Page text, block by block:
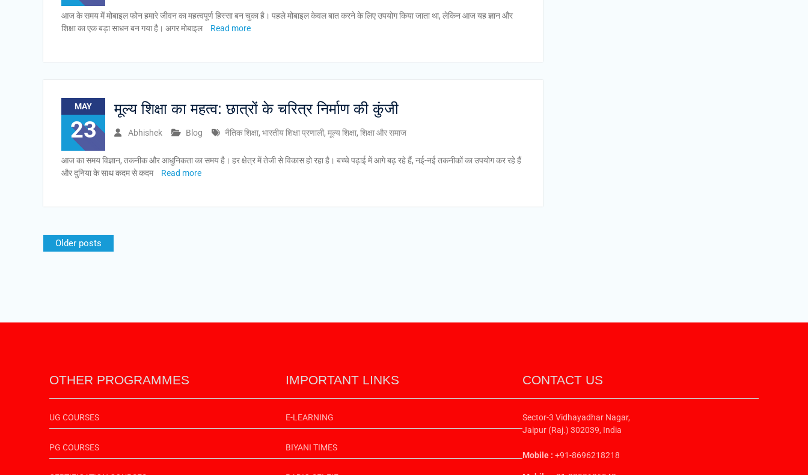
आज के समय में मोबाइल फोन हमारे जीवन का महत्वपूर्ण हिस्सा बन चुका है। पहले मोबाइल केवल बात करने के लिए उपयोग किया जाता था, लेकिन आज यह ज्ञान और
शिक्षा का एक बड़ा साधन बन गया है। अगर मोबाइल
Read more
MAY
23
मूल्य शिक्षा का महत्व: छात्रों के चरित्र निर्माण की कुंजी
Abhishek Blog नैतिक शिक्षा, भारतीय शिक्षा प्रणाली, मूल्य शिक्षा, शिक्षा और समाज
आज का समय विज्ञान, तकनीक और आधुनिकता का समय है। हर क्षेत्र में तेजी से विकास हो रहा है। बच्चे पढ़ाई में आगे बढ़ रहे हैं, नई-नई तकनीकों का उपयोग कर रहे हैं
और दुनिया के साथ कदम से कदम
Read more
Older posts
OTHER PROGRAMMES
UG COURSES
PG COURSES
IMPORTANT LINKS
E-LEARNING
BIYANI TIMES
CONTACT US
Sector-3 Vidhayadhar Nagar,
Jaipur (Raj.) 302039, India
Mobile : +91-8696218218